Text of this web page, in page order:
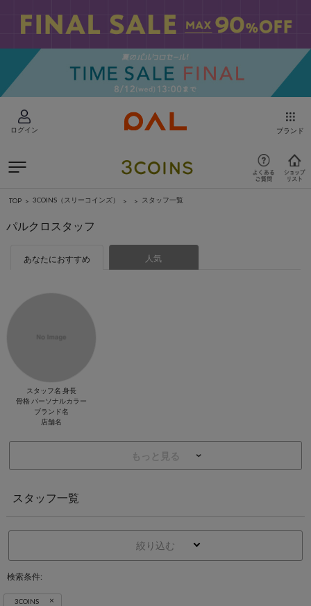
ログイン ブランド
TOP 3COINS（スリーコインズ） スタッフ一覧
パルクロスタッフ
あなたにおすすめ 人気
スタッフ名 身長
骨格 パーソナルカラー
ブランド名
店舗名
もっと見る
スタッフ一覧
絞り込む
検索条件:
3COINS ×